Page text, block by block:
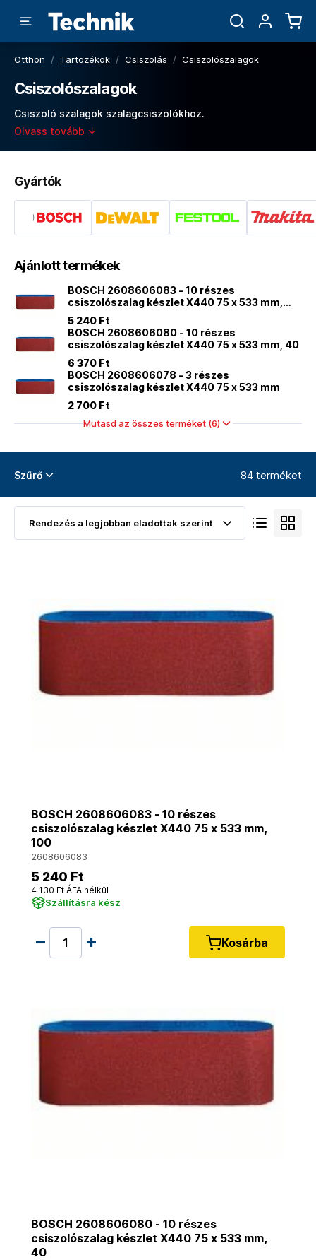
Otthon / Tartozékok / Csiszolás / Csiszolószalagok
Csiszolószalagok
Csiszoló szalagok szalagcsiszolókhoz.
Olvass tovább
Gyártók
Ajánlott termékek
BOSCH 2608606083 - 10 részes
csiszolószalag készlet X440 75 x 533 mm,
100
5 240 Ft
BOSCH 2608606080 - 10 részes
csiszolószalag készlet X440 75 x 533 mm, 40
6 370 Ft
BOSCH 2608606078 - 3 részes
csiszolószalag készlet X440 75 x 533 mm
2 700 Ft
Mutasd az összes terméket (6)
Szűrő 84 terméket
BOSCH 2608606083 - 10 részes
csiszolószalag készlet X440 75 x 533 mm,
100
2608606083
5 240 Ft
4 130 Ft ÁFA nélkül
Szállításra kész
Kosárba
BOSCH 2608606080 - 10 részes
csiszolószalag készlet X440 75 x 533 mm,
40